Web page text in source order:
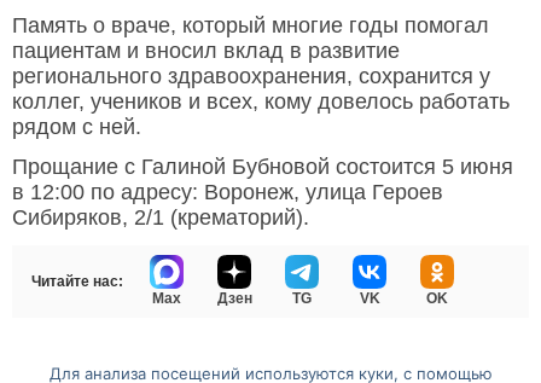
Память о враче, который многие годы помогал
пациентам и вносил вклад в развитие
регионального здравоохранения, сохранится у
коллег, учеников и всех, кому довелось работать
рядом с ней.
Прощание с Галиной Бубновой состоится 5 июня
в 12:00 по адресу: Воронеж, улица Героев
Сибиряков, 2/1 (крематорий).
Читайте нас:
Max
Дзен TG VK OK
Для анализа посещений используются куки, с помощью